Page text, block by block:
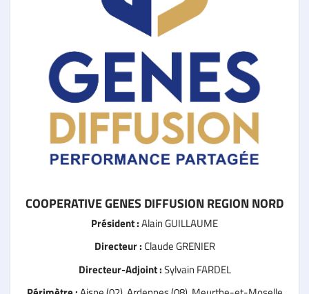
COOPERATIVE GENES DIFFUSION REGION NORD
Président :Alain GUILLAUME
Directeur : Claude GRENIER
Directeur-Adjoint :Sylvain FARDEL